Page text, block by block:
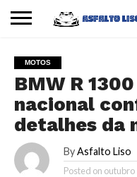
CARROS
MOTOS
DICAS
MOTOS
BMW R
nacional
detalhes da
By Asfalto Liso
Posted on outubro